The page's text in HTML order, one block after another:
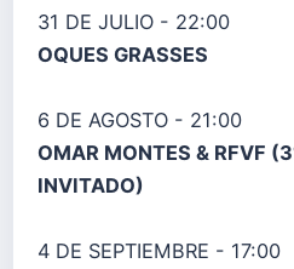
31 DE JULIO - 22:00
OQUES GRASSES
6 DE AGOSTO - 21:00
OMAR MONTES & RFVF
INVITADO)
4 DE SEPTIEMBRE - 17:00